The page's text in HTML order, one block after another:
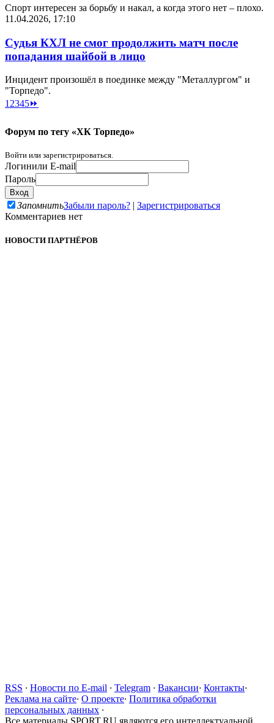
Спорт интересен за борьбу и накал, а когда этого нет – плохо.
11.04.2026, 17:10
Судья КХЛ не смог продолжить матч после
попадания шайбой в лицо
Инцидент произошёл в поединке между "Металлургом" и
"Торпедо".
1 2345⏩
Форум по тегу «ХК Торпедо»
Войти или зарегистрироваться.
Логинили E-mail
Пароль
ЗапомнитьЗабыли пароль? | Зарегистрироваться
Комментариев нет
НОВОСТИ ПАРТНЁРОВ
RSS · Новости по E-mail · Telegram · Вакансии· Контакты·
Реклама на сайте· О проекте· Политика обработки
персональных данных ·